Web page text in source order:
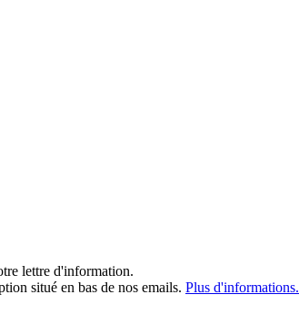
lettre d'information.
situé en bas de nos emails. Plus d'informations.